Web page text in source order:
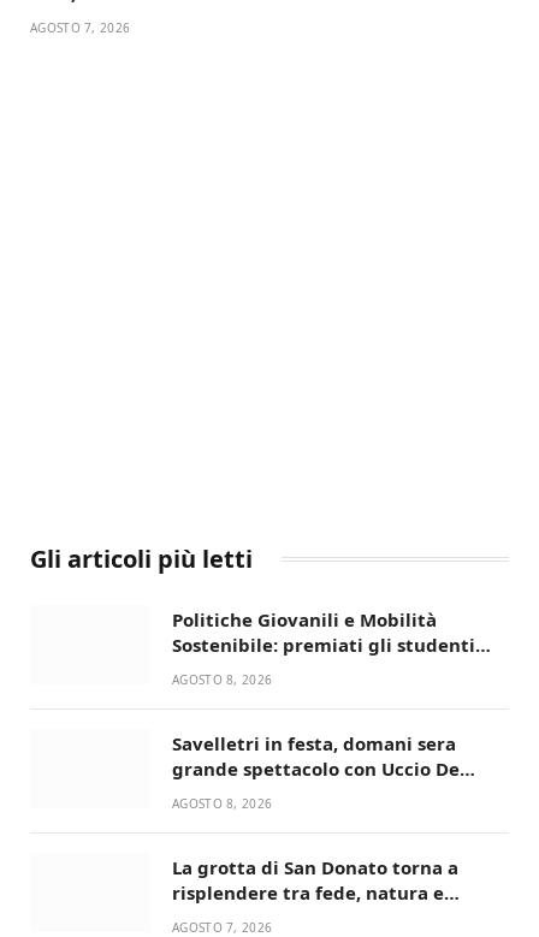
AGOSTO 7, 2026
Gli articoli più letti
Politiche Giovanili e Mobilità
Sostenibile: premiati gli studenti
universitari del bando “La strada
AGOSTO 8, 2026
Savelletri in festa, domani sera
grande spettacolo con Uccio De
Santis
AGOSTO 8, 2026
La grotta di San Donato torna a
risplendere tra fede, natura e
devozione
AGOSTO 7, 2026